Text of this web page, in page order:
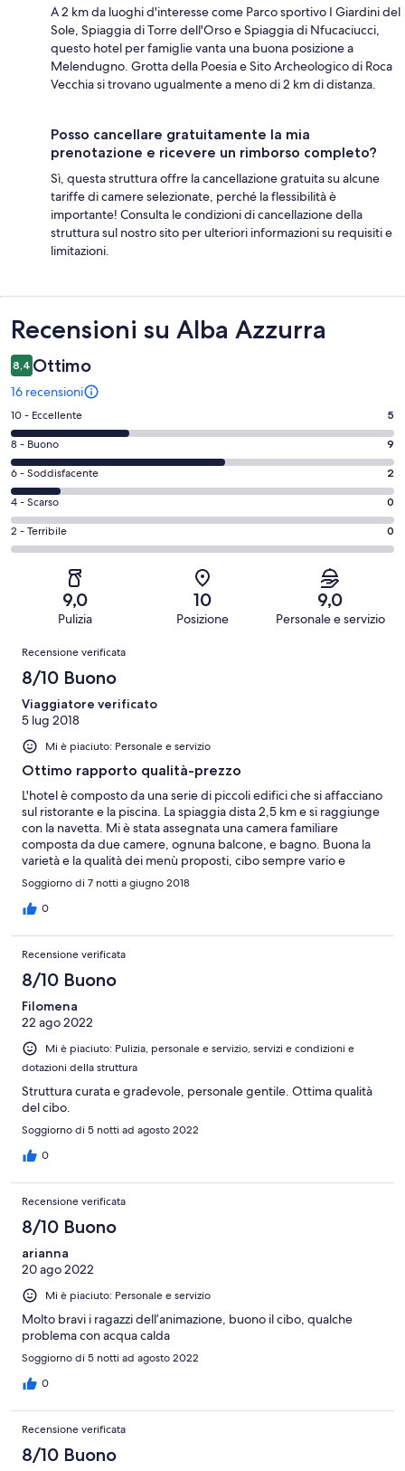
A 2 km da luoghi d'interesse come Parco sportivo I Giardini del
Sole, Spiaggia di Torre dell'Orso e Spiaggia di Nfucaciucci,
questo hotel per famiglie vanta una buona posizione a
Melendugno. Grotta della Poesia e Sito Archeologico di Roca
Vecchia si trovano ugualmente a meno di 2 km di distanza.
Posso cancellare gratuitamente la mia
prenotazione e ricevere un rimborso completo?
Sì, questa struttura offre la cancellazione gratuita su alcune
tariffe di camere selezionate, perché la flessibilità è
importante! Consulta le condizioni di cancellazione della
struttura sul nostro sito per ulteriori informazioni su requisiti e
limitazioni.
Recensioni
Recensioni su Alba Azzurra
8,4 Ottimo
16 recensioni
Valutazione
di
10
-
Eccellente.
5
su
16
recensioni
10 - Eccellente 5
Valutazione
di
8
-
Buono.
9
su
recensioni
8 - Buono 9
Valutazione
di
6
-
Soddisfacente.
recensioni
6 - Soddisfacente 2
Valutazione
di
4
recensioni
4 - Scarso 0
Valutazione
di
Terribile.
su
recensioni
2 - Terribile 0
9,0
Pulizia
10
Posizione
9,0
Personale e servizio
Recensioni
Recensione verificata
8/10 Buono
Viaggiatore verificato
5 lug 2018
Mi è piaciuto: Personale e servizio
Ottimo rapporto qualità-prezzo
L'hotel è composto da una serie di piccoli edifici che si affacciano
sul ristorante e la piscina. La spiaggia dista 2,5 km e si raggiunge
con la navetta. Mi è stata assegnata una camera familiare
composta da due camere, ognuna balcone, e bagno. Buona la
varietà e la qualità dei menù proposti, cibo sempre vario e
dessert tutte le sere. L'animazione piacevole, dinamica e non
invadente, ci ha fatto trascorrere una piacevole settimana.
Soggiorno di 7 notti a giugno 2018
0
Recensione verificata
8/10 Buono
Filomena
22 ago 2022
Mi è piaciuto: Pulizia, personale e servizio, servizi e condizioni e
dotazioni della struttura
Struttura curata e gradevole, personale gentile. Ottima qualità
del cibo.
Soggiorno di 5 notti ad agosto 2022
0
Recensione verificata
8/10 Buono
arianna
20 ago 2022
Mi è piaciuto: Personale e servizio
Molto bravi i ragazzi dell’animazione, buono il cibo, qualche
problema con acqua calda
Soggiorno di 5 notti ad agosto 2022
0
Recensione verificata
8/10 Buono